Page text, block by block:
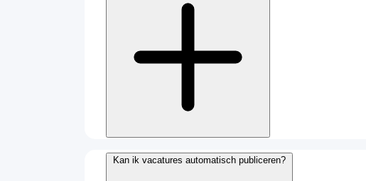
Kan ik vacatures automatisch publiceren?